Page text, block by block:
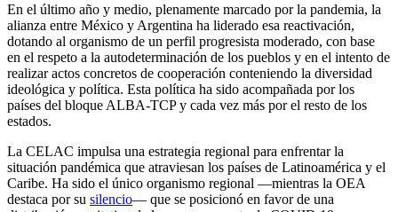
En el último año y medio, plenamente marcado por la pandemia, la
alianza entre México y Argentina ha liderado esa reactivación,
dotando al organismo de un perfil progresista moderado, con base
en el respeto a la autodeterminación de los pueblos y en el intento de
realizar actos concretos de cooperación conteniendo la diversidad
ideológica y política. Esta política ha sido acompañada por los
países del bloque ALBA-TCP y cada vez más por el resto de los
estados.
La CELAC impulsa una estrategia regional para enfrentar la
situación pandémica que atraviesan los países de Latinoamérica y el
Caribe. Ha sido el único organismo regional —mientras la OEA
destaca por su silencio— que se posicionó en favor de una